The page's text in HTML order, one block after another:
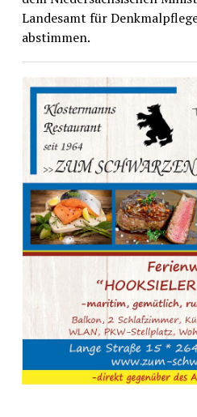
Landesamt für
abstimmen.